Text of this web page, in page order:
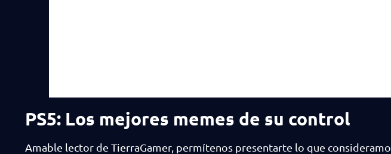
PS5: Los mejores memes de su control
Amable lector de TierraGamer, permítenos presentarte lo que